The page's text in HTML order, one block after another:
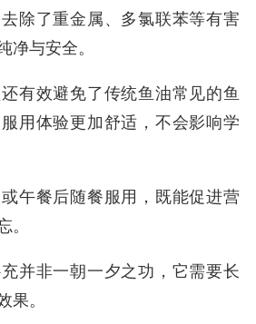
除了重金属、多氯联苯等有害
净与安全。
有效避免了传统鱼油常见的鱼
用体验更加舒适，不会影响学
午餐后随餐服用，既能促进营
。
并非一朝一夕之功，它需要长
果。